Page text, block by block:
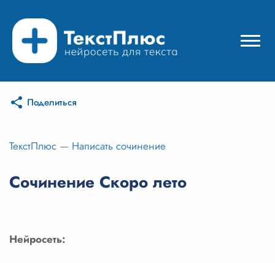
Режимы нейросети
Цены
Вход
Поделиться
ТекстПлюс — Написать сочинение
Сочинение Скоро лето
Нейросеть: